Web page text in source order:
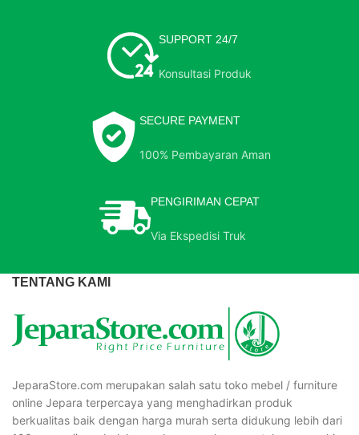
SUPPORT 24/7
Konsultasi Produk
SECURE PAYMENT
100% Pembayaran Aman
PENGIRIMAN CEPAT
Via Ekspedisi Truk
TENTANG KAMI
JeparaStore.com merupakan salah satu toko mebel / furniture
online Jepara terpercaya yang menghadirkan produk
berkualitas baik dengan harga murah serta didukung lebih dari